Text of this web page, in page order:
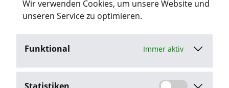
Wir verwenden Cookies, um unsere Website und
unseren Service zu optimieren.
Funktional Immer aktiv
Greifswald